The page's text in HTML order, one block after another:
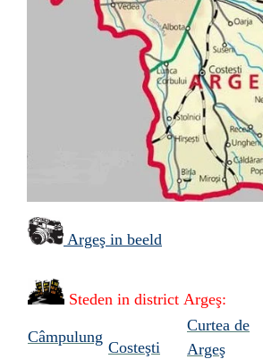
Argeş in beeld
Steden in district Argeş:
Câmpulung
Costeşti
Curtea de
Argeş